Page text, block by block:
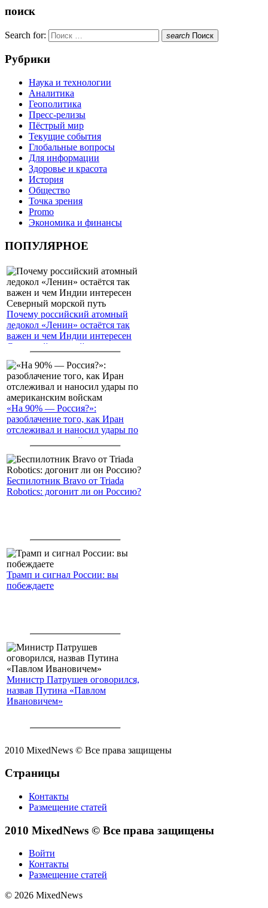
поиск
Search for: search Поиск
Рубрики
Наука и технологии
Аналитика
Геополитика
Пресс-релизы
Пёстрый мир
Текущие события
Глобальные вопросы
Для информации
Здоровье и красота
История
Общество
Точка зрения
Promo
Экономика и финансы
ПОПУЛЯРНОЕ
Почему российский атомный
ледокол «Ленин» остаётся так
важен и чем Индии интересен
Северный морской путь
«На 90% — Россия?»:
разоблачение того, как Иран
отслеживал и наносил удары по
американским войскам
Беспилотник Bravo от Triada
Robotics: догонит ли он Россию?
Трамп и сигнал России: вы
побеждаете
Министр Патрушев оговорился,
назвав Путина «Павлом
Ивановичем»
2010 MixedNews © Все права защищены
Страницы
Контакты
Размещение статей
2010 MixedNews © Все права защищены
Войти
Контакты
Размещение статей
© 2026 MixedNews